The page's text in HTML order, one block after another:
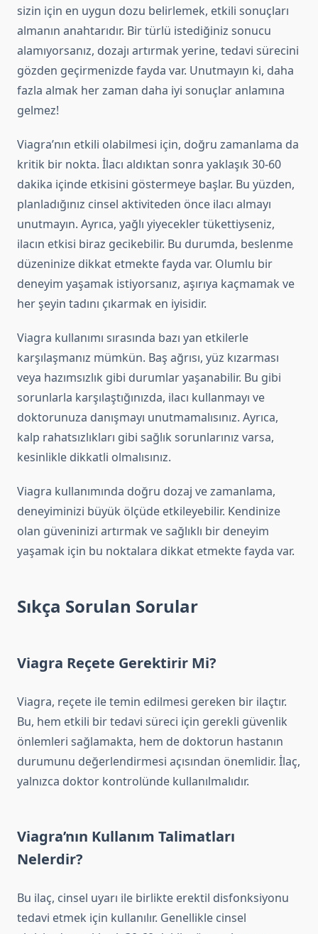
sizin için en uygun dozu belirlemek, etkili sonuçları
almanın anahtarıdır. Bir türlü istediğiniz sonucu
alamıyorsanız, dozajı artırmak yerine, tedavi sürecini
gözden geçirmenizde fayda var. Unutmayın ki, daha
fazla almak her zaman daha iyi sonuçlar anlamına
gelmez!
Viagra’nın etkili olabilmesi için, doğru zamanlama da
kritik bir nokta. İlacı aldıktan sonra yaklaşık 30-60
dakika içinde etkisini göstermeye başlar. Bu yüzden,
planladığınız cinsel aktiviteden önce ilacı almayı
unutmayın. Ayrıca, yağlı yiyecekler tükettiyseniz,
ilacın etkisi biraz gecikebilir. Bu durumda, beslenme
düzeninize dikkat etmekte fayda var. Olumlu bir
deneyim yaşamak istiyorsanız, aşırıya kaçmamak ve
her şeyin tadını çıkarmak en iyisidir.
Viagra kullanımı sırasında bazı yan etkilerle
karşılaşmanız mümkün. Baş ağrısı, yüz kızarması
veya hazımsızlık gibi durumlar yaşanabilir. Bu gibi
sorunlarla karşılaştığınızda, ilacı kullanmayı ve
doktorunuza danışmayı unutmamalısınız. Ayrıca,
kalp rahatsızlıkları gibi sağlık sorunlarınız varsa,
kesinlikle dikkatli olmalısınız.
Viagra kullanımında doğru dozaj ve zamanlama,
deneyiminizi büyük ölçüde etkileyebilir. Kendinize
olan güveninizi artırmak ve sağlıklı bir deneyim
yaşamak için bu noktalara dikkat etmekte fayda var.
Sıkça Sorulan Sorular
Viagra Reçete Gerektirir Mi?
Viagra, reçete ile temin edilmesi gereken bir ilaçtır.
Bu, hem etkili bir tedavi süreci için gerekli güvenlik
önlemleri sağlamakta, hem de doktorun hastanın
durumunu değerlendirmesi açısından önemlidir. İlaç,
yalnızca doktor kontrolünde kullanılmalıdır.
Viagra’nın Kullanım Talimatları
Nelerdir?
Bu ilaç, cinsel uyarı ile birlikte erektil disfonksiyonu
tedavi etmek için kullanılır. Genellikle cinsel